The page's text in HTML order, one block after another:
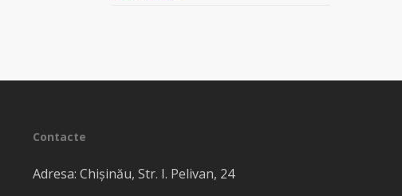
Contacte
Adresa: Chișinău, Str. I. Pelivan, 24